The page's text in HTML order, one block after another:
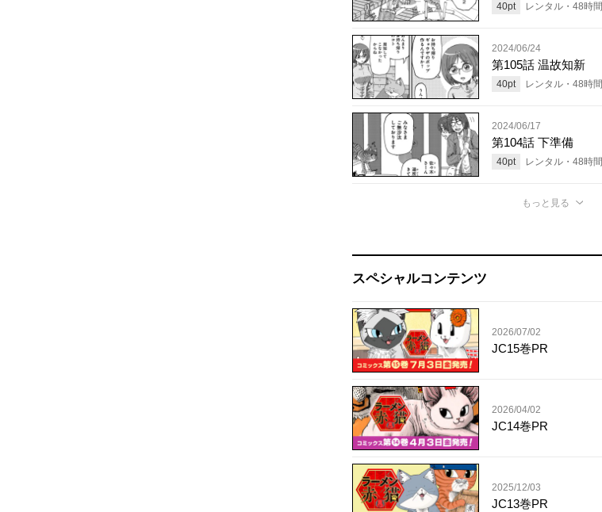
40pt レンタル・ 48時間
2024/06/24
第105話 温故知新
40pt レンタル・ 48時間
2024/06/17
第104話 下準備
40pt レンタル・ 48時間
もっと見る
スペシャルコンテンツ
2026/07/02
JC15巻PR
2026/04/02
JC14巻PR
2025/12/03
JC13巻PR